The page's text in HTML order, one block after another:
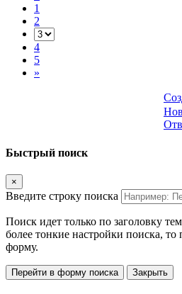
1
2
4
5
»
Быстрый поиск
×
Введите строку поиска
Поиск идет только по заголовку
более тонкие настройки поиска,
форму.
Перейти в форму поиска Закрыть